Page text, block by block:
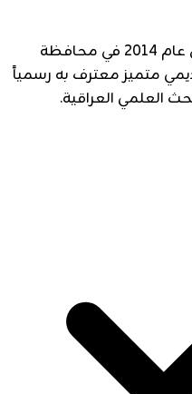
تأسست كلية الطف الجامعة في عام 2014 في محافظة
متميز معترف به رسمياً
العلمي العراقية.